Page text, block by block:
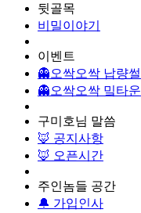
뒷골목
비밀이야기
이벤트
👻오싹오싹 납량썰
👻오싹오싹 밐타운
구미호님 말씀
🦊 공지사항
🦊 오픈시간
주인놈들 공간
🔔 가입인사